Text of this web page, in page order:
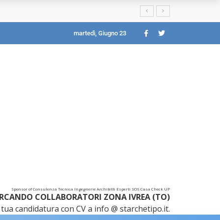
martedì, Giugno 23
Sponsor of Consulenza Tecnica Ingegnerie Architetti Esperti SOS Casa Check UP
COLLABORATORI ZONA IVREA (TO)
candidatura con CV a info @ starchetipo.it.